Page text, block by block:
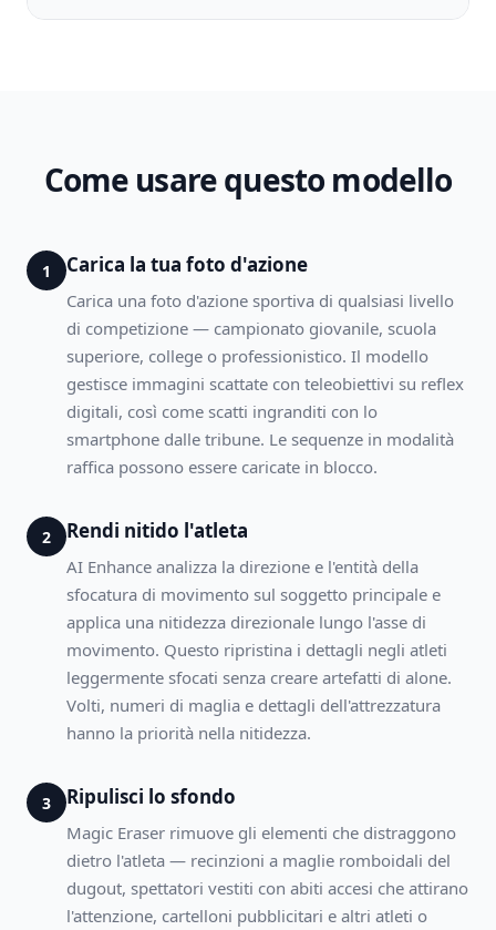
Come usare questo modello
1 Carica la tua foto d'azione
Carica una foto d'azione sportiva di qualsiasi livello
di competizione — campionato giovanile, scuola
superiore, college o professionistico. Il modello
gestisce immagini scattate con teleobiettivi su reflex
digitali, così come scatti ingranditi con lo
smartphone dalle tribune. Le sequenze in modalità
raffica possono essere caricate in blocco.
2 Rendi nitido l'atleta
AI Enhance analizza la direzione e l'entità della
sfocatura di movimento sul soggetto principale e
applica una nitidezza direzionale lungo l'asse di
movimento. Questo ripristina i dettagli negli atleti
leggermente sfocati senza creare artefatti di alone.
Volti, numeri di maglia e dettagli dell'attrezzatura
hanno la priorità nella nitidezza.
3 Ripulisci lo sfondo
Magic Eraser rimuove gli elementi che distraggono
dietro l'atleta — recinzioni a maglie romboidali del
dugout, spettatori vestiti con abiti accesi che attirano
l'attenzione, cartelloni pubblicitari e altri atleti o